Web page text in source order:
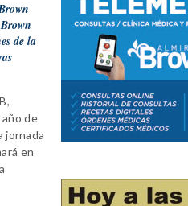
de la
de
jornada
en